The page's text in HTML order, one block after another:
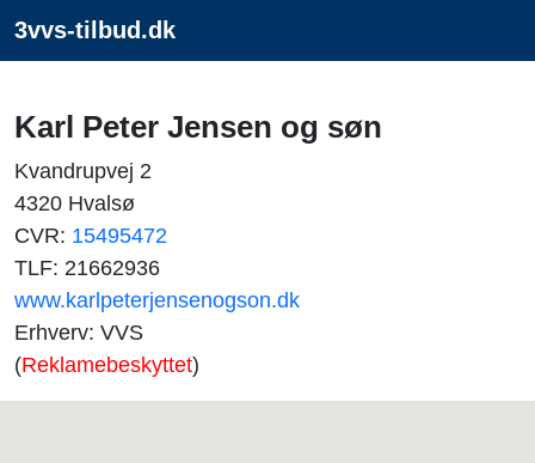
3vvs-tilbud.dk
Karl Peter Jensen og søn
Kvandrupvej 2
4320 Hvalsø
CVR: 15495472
TLF: 21662936
www.karlpeterjensenogson.dk
Erhverv: VVS
(Reklamebeskyttet)